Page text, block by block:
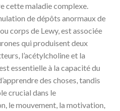
cette maladie complexe.
de dépôts anormaux de
corps de Lewy, est associée
qui produisent deux
l’acétylcholine et la
essentielle à la capacité du
des choses, tandis
crucial dans le
le mouvement, la motivation,